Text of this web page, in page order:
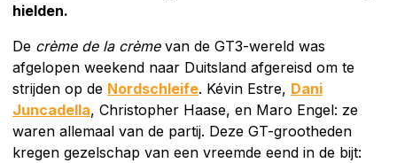
hielden.
De crème de la crème van de GT3-wereld was
afgelopen weekend naar Duitsland afgereisd om te
strijden op de Nordschleife. Kévin Estre, Dani
Juncadella, Christopher Haase, en Maro Engel: ze
waren allemaal van de partij. Deze GT-grootheden
kregen gezelschap van een vreemde eend in de bijt: